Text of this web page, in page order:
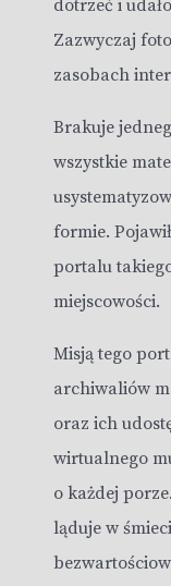
dotrzeć i
Zazwyczaj
zasobach
Brakuje
wszystkie
formie.
portalu
miejscowości.
Misją tego
archiwaliów
oraz ich
wirtualnego
o każdej
ląduje w